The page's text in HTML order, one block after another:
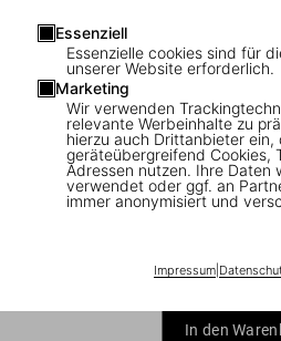
Essenziell
Essenzielle cookies sind für
unserer Website erforderlich.
Marketing
Wir verwenden
relevante Werbeinhalte zu
hierzu auch Drittanbieter ein,
geräteübergreifend Cookies,
Adressen nutzen. Ihre Daten
verwendet oder ggf. an
immer anonymisiert und
Impressum|
Lautner
US$ 20
Basic Art
In den